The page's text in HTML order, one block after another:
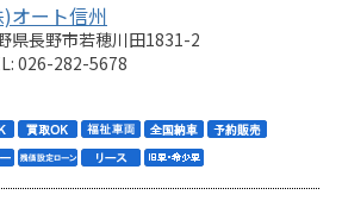
オート信州
県長野市若穂川田1831-2
026-282-5678